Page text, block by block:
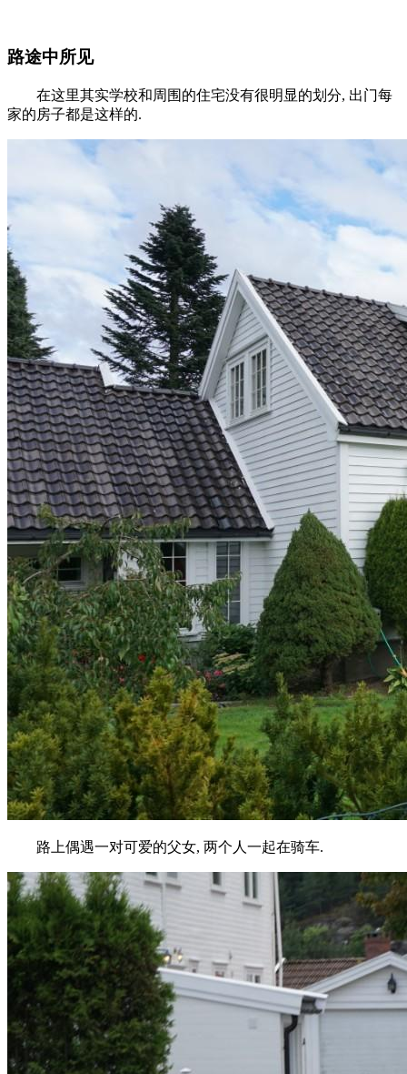
路途中所见
在这里其实学校和周围的住宅没有很明显的划分, 出门每
家的房子都是这样的.
路上偶遇一对可爱的父女, 两个人一起在骑车.